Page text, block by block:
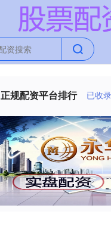
正规配资平台排行 已收录